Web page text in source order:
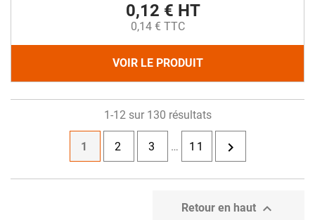
0,12 € HT
0,14 € TTC
VOIR LE PRODUIT
1-12 sur 130 résultats
1 2 3 … 11 
Retour en haut 